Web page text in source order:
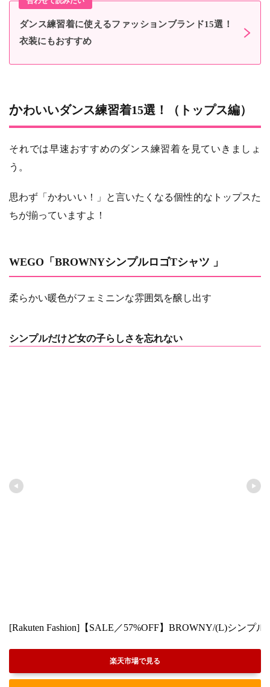
ダンス練習着に使えるファッションブランド15選！
衣装にもおすすめ
かわいいダンス練習着15選！（トップス編）
それでは早速おすすめのダンス練習着を見ていきましょ
う。
思わず「かわいい！」と言いたくなる個性的なトップスた
ちが揃っていますよ！
WEGO「BROWNYシンプルロゴTシャツ 」
柔らかい暖色がフェミニンな雰囲気を醸し出す
シンプルだけど女の子らしさを忘れない
[Rakuten Fashion]【SALE／57%OFF】BROWNY/(L)シンプ
楽天市場で見る